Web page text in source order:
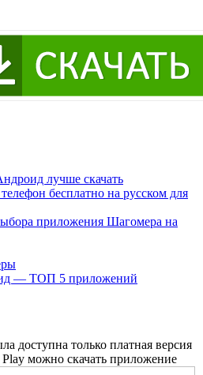
лучше скачать
бесплатно на русском для
приложения Шагомера на
— ТОП 5 приложений
доступна только платная версия
можно скачать приложение